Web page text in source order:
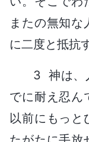
またの無知
に二度と抵抗
3 神は、
でに耐え忍ん
以前にもっと